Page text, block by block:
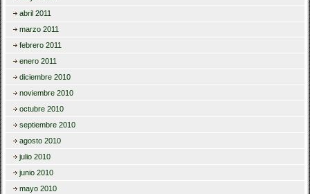
abril 2011
marzo 2011
febrero 2011
enero 2011
diciembre 2010
noviembre 2010
octubre 2010
septiembre 2010
agosto 2010
julio 2010
junio 2010
mayo 2010